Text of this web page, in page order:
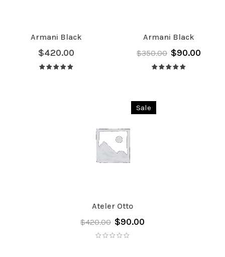
Armani Black
$420.00
Armani Black
$350.00 $90.00
Sale
Ateler Otto
$420.00 $90.00